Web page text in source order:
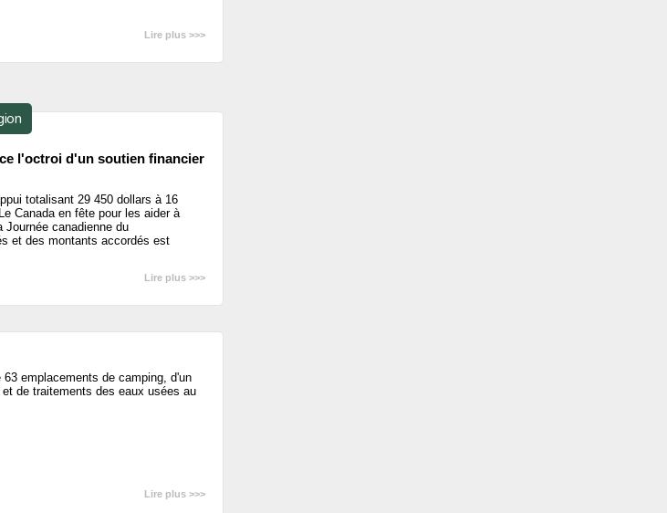
Lire plus >>>
l'octroi d'un soutien financier
totalisant 29 450 dollars à 16
Canada en fête pour les aider à
canadienne du
et des montants accordés est
Lire plus >>>
emplacements de camping, d'un
de traitements des eaux usées au
Lire plus >>>